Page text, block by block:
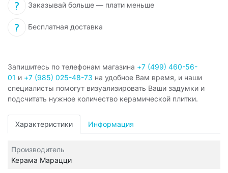
Заказывай больше — плати меньше
Бесплатная доставка
Запишитесь по телефонам магазина +7 (499) 460-56-
01 и +7 (985) 025-48-73 на удобное Вам время, и наши
специалисты помогут визуализировать Ваши задумки и
подсчитать нужное количество керамической плитки.
Характеристики Информация
Производитель
Керама Марацци